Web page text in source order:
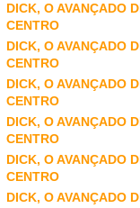
DICK, O AVANÇADO
CENTRO
DICK, O AVANÇADO
CENTRO
DICK, O AVANÇADO
CENTRO
DICK, O AVANÇADO
CENTRO
DICK, O AVANÇADO
CENTRO
DICK, O AVANÇADO